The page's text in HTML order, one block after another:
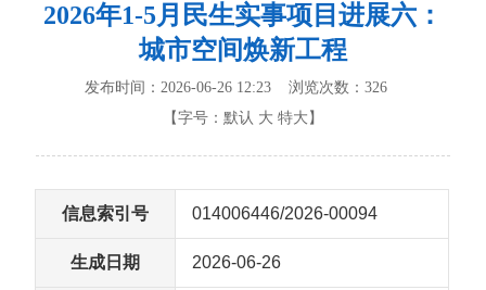
2026年1-5月民生实事项目进展六：
城市空间焕新工程
发布时间：2026-06-26 12:23 浏览次数： 326
【字号： 默认 大 特大 】
信息索引号 014006446/2026-00094
生成日期 2026-06-26